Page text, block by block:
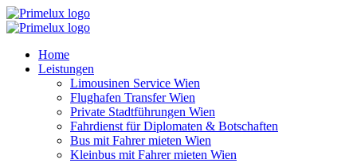
Zum
Inhalt
Home
Leistungen
Limousinen Service Wien
Flughafen Transfer Wien
Private Stadtführungen Wien
Fahrdienst für Diplomaten & Botschaften
Bus mit Fahrer mieten Wien
Kleinbus mit Fahrer mieten Wien